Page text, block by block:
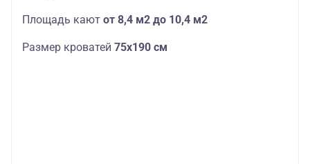
Площадь кают от 8,4 м2 до 10,4 м2
Размер кроватей 75х190 см